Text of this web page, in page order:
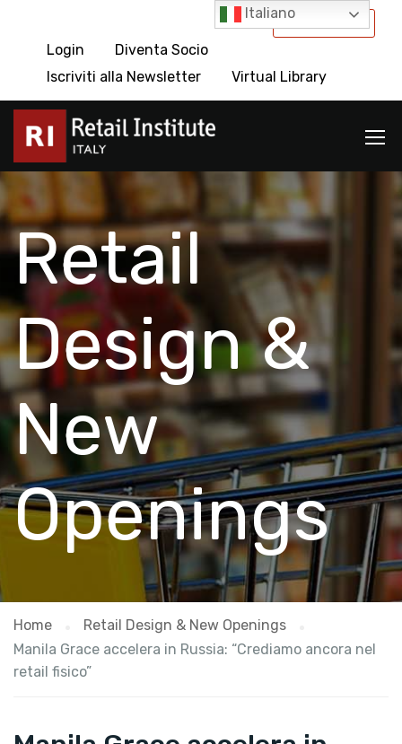
International
Login
Diventa Socio
Iscriviti alla Newsletter
Virtual Library
Retail
Design &
New
Openings
Home
Retail Design & New Openings
Manila Grace accelera in Russia: “Crediamo ancora nel
retail fisico”
Italiano